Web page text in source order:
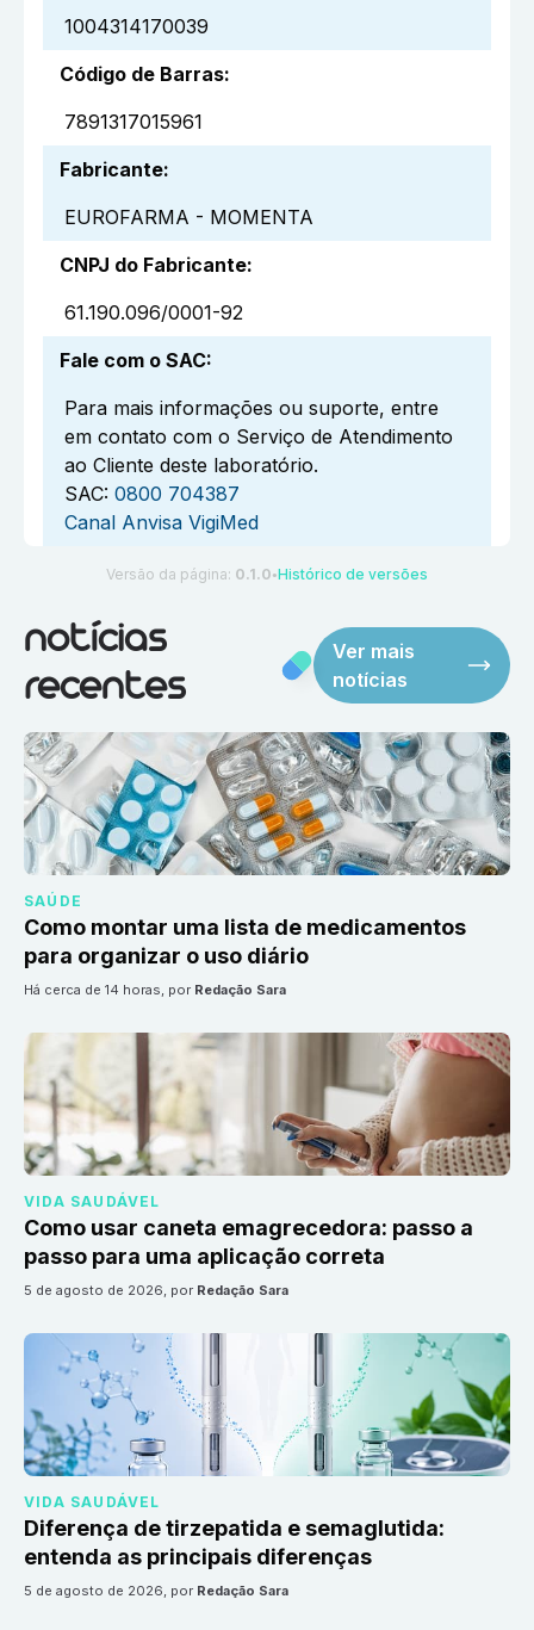
1004314170039
Código de Barras:
7891317015961
Fabricante:
EUROFARMA - MOMENTA
CNPJ do Fabricante:
61.190.096/0001-92
Fale com o SAC:
Para mais informações ou suporte, entre
em contato com o Serviço de Atendimento
ao Cliente deste laboratório.
SAC: 0800 704387
Canal Anvisa VigiMed
Versão da página: 0.1.0 ●Histórico de versões
notícias
recentes
Ver mais
notícias
SAÚDE
Como montar uma lista de medicamentos
para organizar o uso diário
há cerca de 14 horas, por Redação Sara
VIDA SAUDÁVEL
Como usar caneta emagrecedora: passo a
passo para uma aplicação correta
5 de agosto de 2026, por Redação Sara
VIDA SAUDÁVEL
Diferença de tirzepatida e semaglutida:
entenda as principais diferenças
5 de agosto de 2026, por Redação Sara